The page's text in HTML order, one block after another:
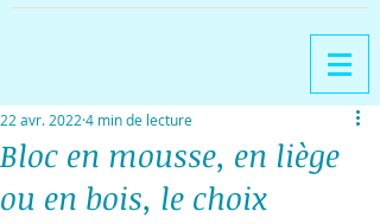
Bloc en mousse, en liège
ou en bois, le choix
22 avr. 2022 4 min de lecture